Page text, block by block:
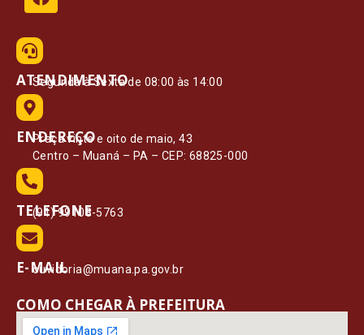
ATENDIMENTO
Segunda à Sexta de 08:00 às 14:00
ENDEREÇO
Praça vinte e oito de maio, 43
Centro – Muaná – PA – CEP: 68825-000
TELEFONE
(91) 99108-5763
E-MAIL
ouvidoria@muana.pa.gov.br
COMO CHEGAR À PREFEITURA